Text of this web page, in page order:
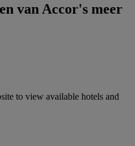
van Accor's meer
to view available hotels and